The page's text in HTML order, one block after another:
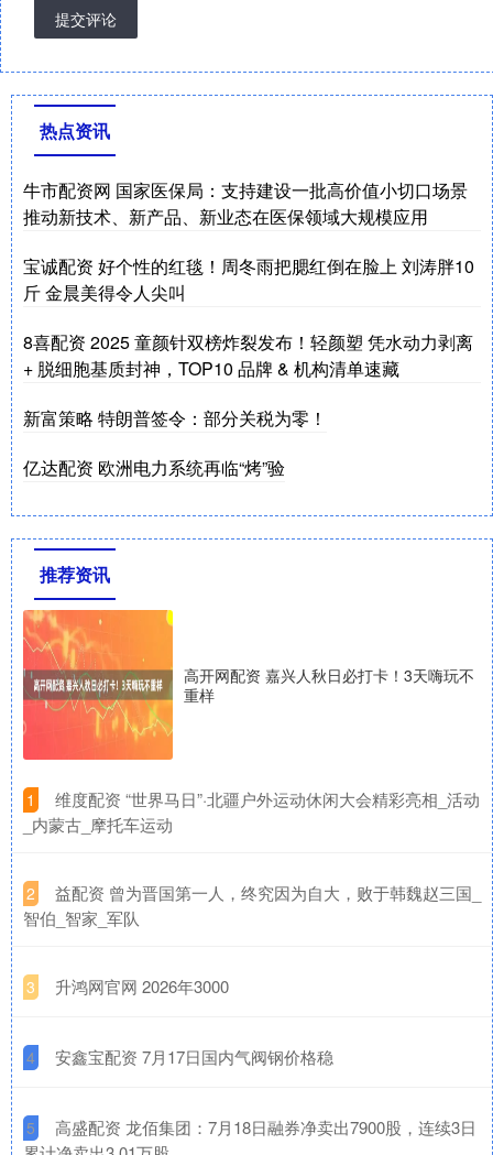
提交评论
热点资讯
牛市配资网 国家医保局：支持建设一批高价值小切口场景
推动新技术、新产品、新业态在医保领域大规模应用
宝诚配资 好个性的红毯！周冬雨把腮红倒在脸上 刘涛胖10
斤 金晨美得令人尖叫
8喜配资 2025 童颜针双榜炸裂发布！轻颜塑 凭水动力剥离
+ 脱细胞基质封神，TOP10 品牌 & 机构清单速藏
新富策略 特朗普签令：部分关税为零！
亿达配资 欧洲电力系统再临“烤”验
推荐资讯
高开网配资 嘉兴人秋日必打卡！3天嗨玩不
重样
1
​维度配资 “世界马日”·北疆户外运动休闲大会精彩亮相_活动
_内蒙古_摩托车运动
2
​益配资 曾为晋国第一人，终究因为自大，败于韩魏赵三国_
智伯_智家_军队
3 ​升鸿网官网 2026年3000
4 ​安鑫宝配资 7月17日国内气阀钢价格稳
5
​高盛配资 龙佰集团：7月18日融券净卖出7900股，连续3日